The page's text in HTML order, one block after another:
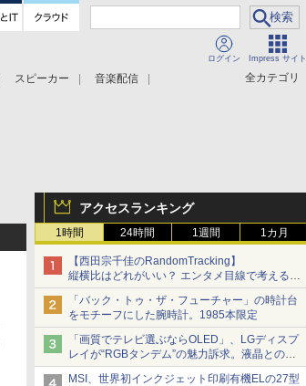
ログイン Impress サイト
全カテゴリ
スピーカー
音楽配信
アクセスランキング
1時間 24時間 1週間 1カ月
【西田宗千佳のRandomTracking】
縦横比はどれがいい？ エンタメ目線で考える、
サムスン新「Galaxy Z Fold」
「バック・トゥ・ザ・フューチャー」の時計台
をモチーフにした腕時計。1985本限定
「画質でテレビ選ぶならOLED」、LGディスプ
レイが“RGBタンデム”の魅力訴求。液晶とのガ
チ比較も
MSI、世界初インクジェット印刷有機ELの27型